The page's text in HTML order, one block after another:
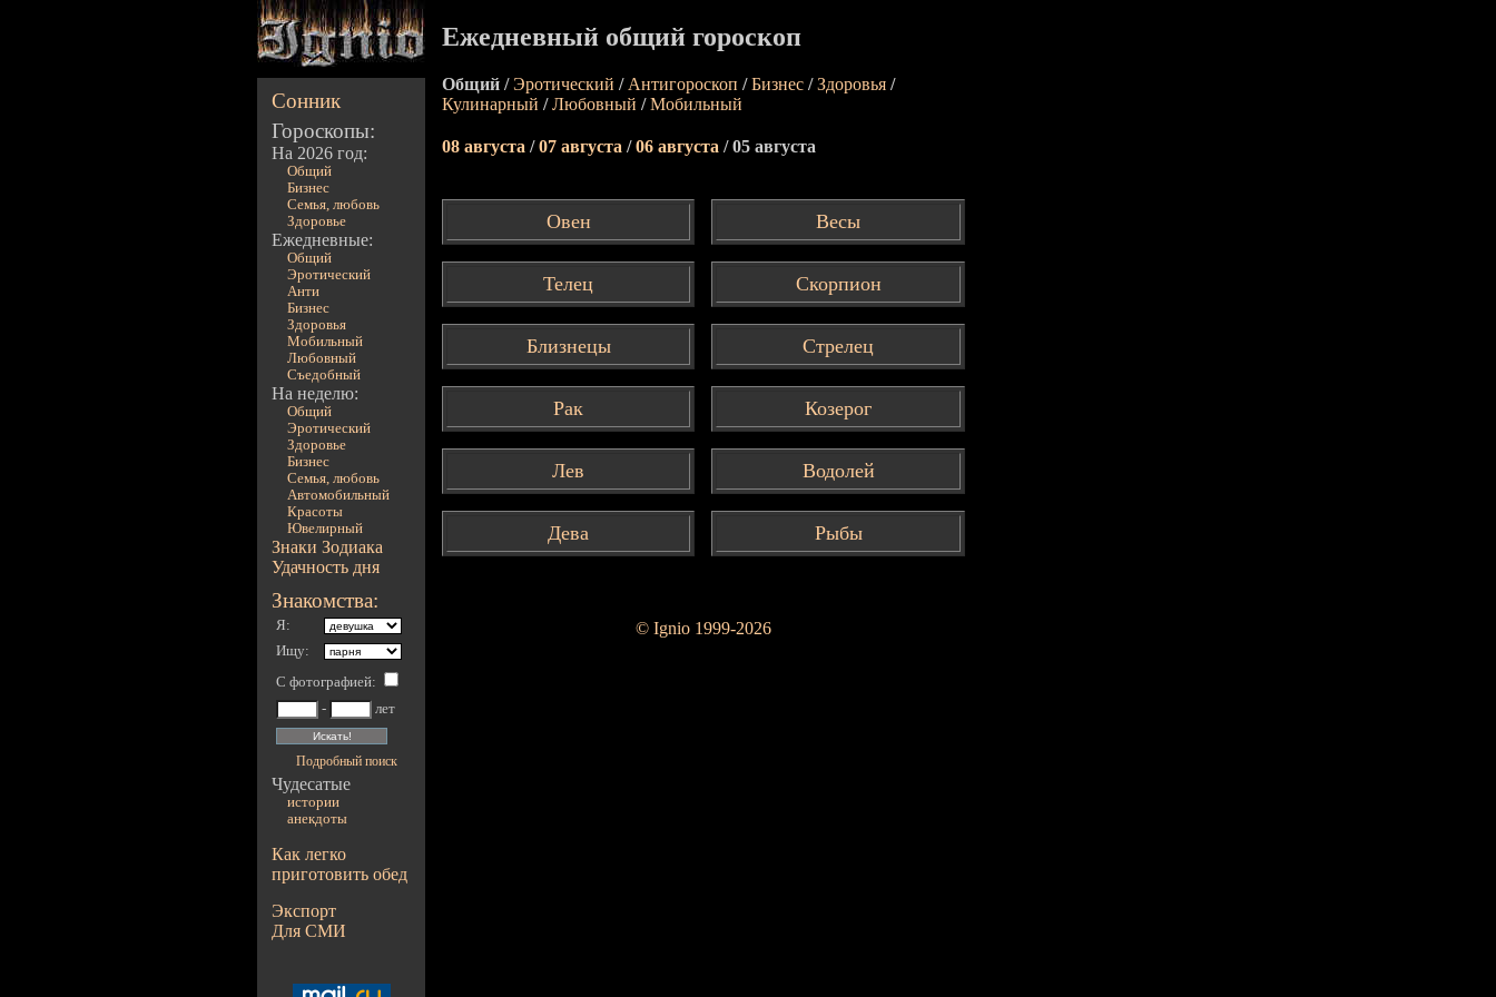
Сонник
Гороскопы:
На 2026 год:
Общий
Бизнес
Семья, любовь
Здоровье
Ежедневные:
Общий
Эротический
Анти
Бизнес
Здоровья
Мобильный
Любовный
Съедобный
На неделю:
Общий
Эротический
Здоровье
Бизнес
Семья, любовь
Автомобильный
Красоты
Ювелирный
Знаки Зодиака
Удачность дня
Знакомства:
Я:
Ищу:
С фотографией:
-
лет
Подробный поиск
Чудесатые
истории
анекдоты
Как легко
приготовить обед
Экспорт
Для СМИ
Ежедневный общий гороскоп
Общий /Эротический / Антигороскоп /Бизнес /Здоровья /
Кулинарный /Любовный /Мобильный
08 августа /07 августа /06 августа / 05 августа
Овен Весы
Телец Скорпион
Близнецы Стрелец
Рак Козерог
Лев Водолей
Дева Рыбы
© Ignio 1999-2026